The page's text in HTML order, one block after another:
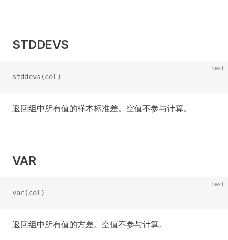
STDDEVS
text
stddevs(col)
返回组中所有值的样本标准差。空值不参与计算。
VAR
text
var(col)
返回组中所有值的方差。空值不参与计算。